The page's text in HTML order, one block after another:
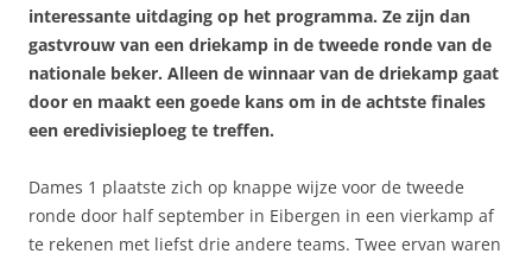
interessante uitdaging op het programma. Ze zijn dan
gastvrouw van een driekamp in de tweede ronde van de
nationale beker. Alleen de winnaar van de driekamp gaat
door en maakt een goede kans om in de achtste finales
een eredivisieploeg te treffen.
Dames 1 plaatste zich op knappe wijze voor de tweede
ronde door half september in Eibergen in een vierkamp af
te rekenen met liefst drie andere teams. Twee ervan waren